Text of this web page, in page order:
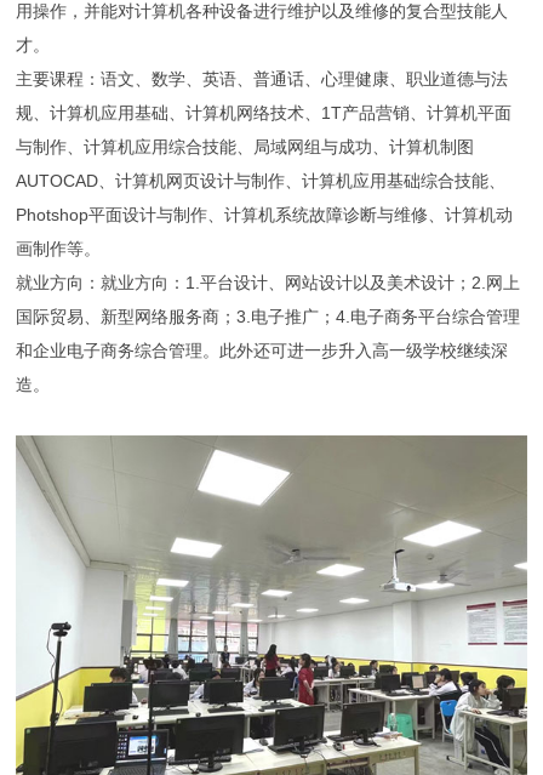
用操作，并能对计算机各种设备进行维护以及维修的复合型技能人
才。
主要课程：语文、数学、英语、普通话、心理健康、职业道德与法
规、计算机应用基础、计算机网络技术、1T产品营销、计算机平面
与制作、计算机应用综合技能、局域网组与成功、计算机制图
AUTOCAD、计算机网页设计与制作、计算机应用基础综合技能、
Photshop平面设计与制作、计算机系统故障诊断与维修、计算机动
画制作等。
就业方向：就业方向：1.平台设计、网站设计以及美术设计；2.网上
国际贸易、新型网络服务商；3.电子推广；4.电子商务平台综合管理
和企业电子商务综合管理。此外还可进一步升入高一级学校继续深
造。